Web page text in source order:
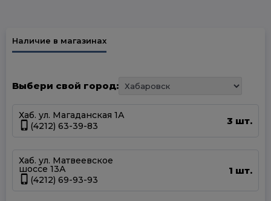
Наличие в магазинах
Выбери свой город:
Хаб. ул. Магаданская 1А
(4212) 63-39-83
3 шт.
Хаб. ул. Матвеевское
шоссе 13А
(4212) 69-93-93
1 шт.